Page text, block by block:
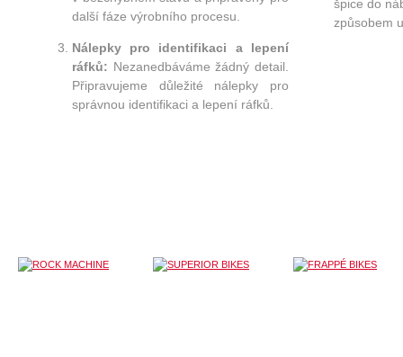
další fáze výrobního procesu.
Nálepky pro identifikaci a lepení
ráfků: Nezanedbáváme žádný detail.
Připravujeme důležité nálepky pro
správnou identifikaci a lepení ráfků.
špice do
způsobem